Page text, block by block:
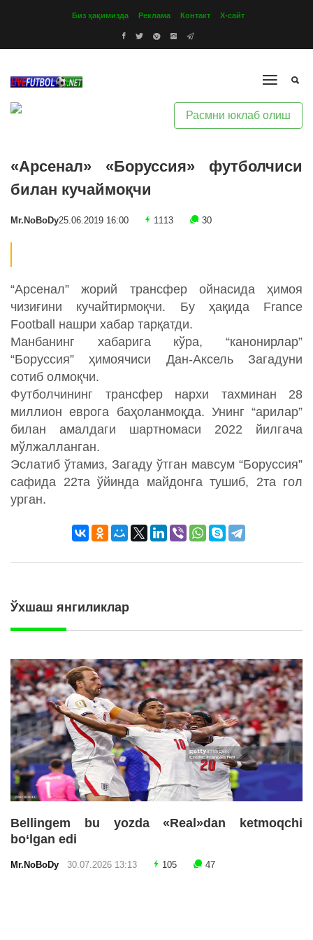
Биз ҳақимизда Реклама Контакт Х-сайт
Расмни юклаб олиш
«Арсенал» «Боруссия» футболчиси
билан кучаймоқчи
Mr.NoBoDy25.06.2019 16:00 1113 30
“Арсенал” жорий трансфер ойнасида ҳимоя
чизиғини кучайтирмоқчи. Бу ҳақида France
Football нашри хабар тарқатди.
Манбанинг хабарига кўра, “канонирлар”
“Боруссия” ҳимоячиси Дан-Аксель Загадуни
сотиб олмоқчи.
Футболчининг трансфер нархи тахминан 28
миллион еврога баҳоланмоқда. Унинг “арилар”
билан амалдаги шартномаси 2022 йилгача
мўлжалланган.
Эслатиб ўтамиз, Загаду ўтган мавсум “Боруссия”
сафида 22та ўйинда майдонга тушиб, 2та гол
урган.
Ўхшаш янгиликлар
Bellingem bu yozda «Real»dan ketmoqchi
bo‘lgan edi
Mr.NoBoDy 30.07.2026 13:13 105 47